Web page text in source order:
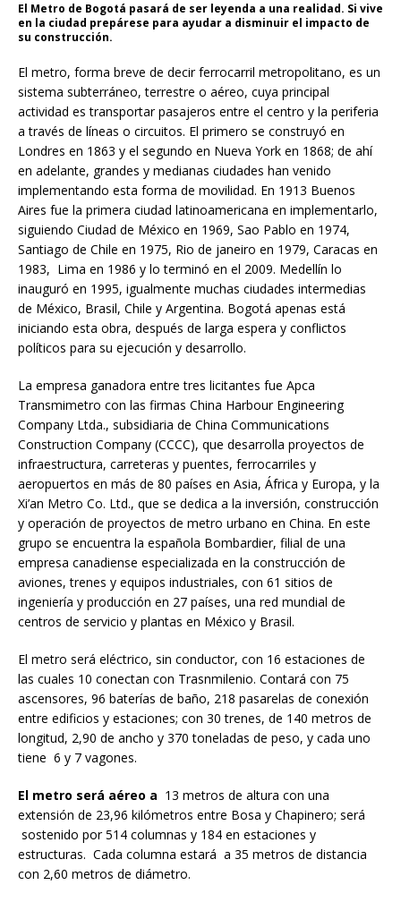
El Metro de Bogotá pasará de ser leyenda a una realidad. Si vive
en la ciudad prepárese para ayudar a disminuir el impacto de
su construcción.
El metro, forma breve de decir ferrocarril metropolitano, es un
sistema subterráneo, terrestre o aéreo, cuya principal
actividad es transportar pasajeros entre el centro y la periferia
a través de líneas o circuitos. El primero se construyó en
Londres en 1863 y el segundo en Nueva York en 1868; de ahí
en adelante, grandes y medianas ciudades han venido
implementando esta forma de movilidad. En 1913 Buenos
Aires fue la primera ciudad latinoamericana en implementarlo,
siguiendo Ciudad de México en 1969, Sao Pablo en 1974,
Santiago de Chile en 1975, Rio de janeiro en 1979, Caracas en
1983, Lima en 1986 y lo terminó en el 2009. Medellín lo
inauguró en 1995, igualmente muchas ciudades intermedias
de México, Brasil, Chile y Argentina. Bogotá apenas está
iniciando esta obra, después de larga espera y conflictos
políticos para su ejecución y desarrollo.
La empresa ganadora entre tres licitantes fue Apca
Transmimetro con las firmas China Harbour Engineering
Company Ltda., subsidiaria de China Communications
Construction Company (CCCC), que desarrolla proyectos de
infraestructura, carreteras y puentes, ferrocarriles y
aeropuertos en más de 80 países en Asia, África y Europa, y la
Xi’an Metro Co. Ltd., que se dedica a la inversión, construcción
y operación de proyectos de metro urbano en China. En este
grupo se encuentra la española Bombardier, filial de una
empresa canadiense especializada en la construcción de
aviones, trenes y equipos industriales, con 61 sitios de
ingeniería y producción en 27 países, una red mundial de
centros de servicio y plantas en México y Brasil.
El metro será eléctrico, sin conductor, con 16 estaciones de
las cuales 10 conectan con Trasnmilenio. Contará con 75
ascensores, 96 baterías de baño, 218 pasarelas de conexión
entre edificios y estaciones; con 30 trenes, de 140 metros de
longitud, 2,90 de ancho y 370 toneladas de peso, y cada uno
tiene 6 y 7 vagones.
El metro será aéreo a 13 metros de altura con una
extensión de 23,96 kilómetros entre Bosa y Chapinero; será
sostenido por 514 columnas y 184 en estaciones y
estructuras. Cada columna estará a 35 metros de distancia
con 2,60 metros de diámetro.